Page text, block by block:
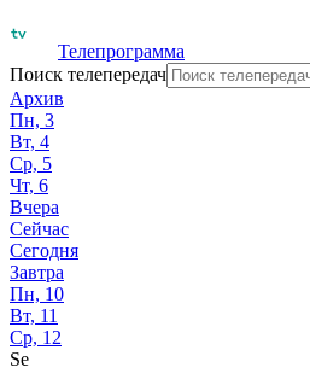
Телепрограмма
Поиск телепередач
Архив
Пн, 3
Вт, 4
Ср, 5
Чт, 6
Вчера
Сейчас
Сегодня
Завтра
Пн, 10
Вт, 11
Ср, 12
Se